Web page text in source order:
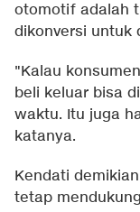
otomotif adalah
dikonversi untuk
"Kalau
beli keluar bisa
waktu. Itu juga
katanya.
Kendati
tetap